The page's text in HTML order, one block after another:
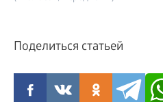
Поделиться статьей